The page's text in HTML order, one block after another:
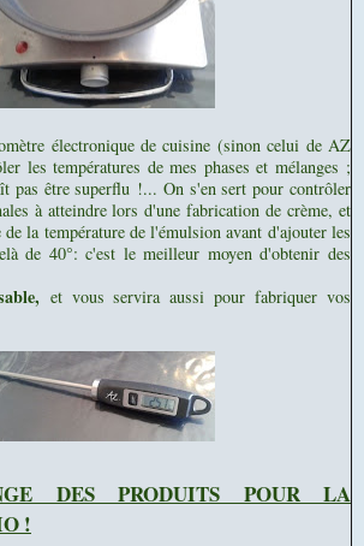
électronique de cuisine (sinon celui de AZ
les températures de mes phases et mélanges ;
pas être superflu !... On s'en sert pour contrôler
à atteindre lors d'une fabrication de crème, et
la température de l'émulsion avant d'ajouter les
de 40°: c'est le meilleur moyen d'obtenir des
et vous servira aussi pour fabriquer vos
DES PRODUITS POUR LA
!